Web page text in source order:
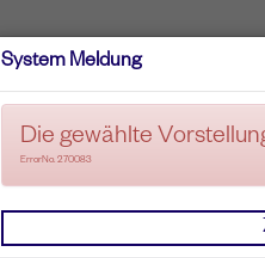
System Meldung
Die gewählte
ErrorNo. 270083